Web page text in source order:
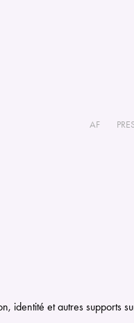
AF
identité et autres supports